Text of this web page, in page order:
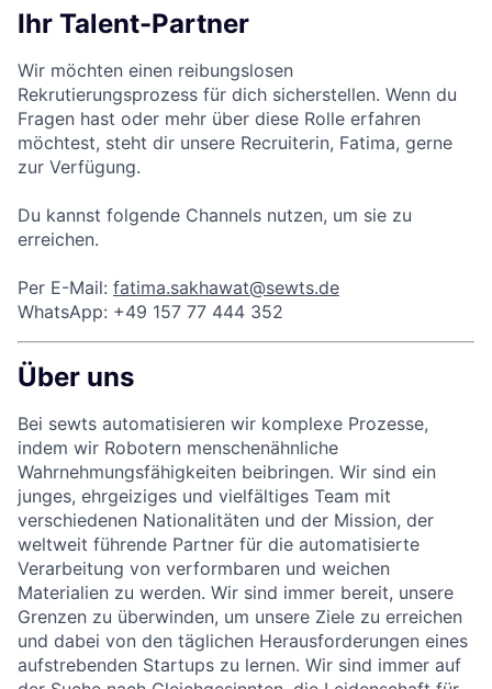
Ihr Talent-Partner
Wir möchten einen reibungslosen
Rekrutierungsprozess für dich sicherstellen. Wenn du
Fragen hast oder mehr über diese Rolle erfahren
möchtest, steht dir unsere Recruiterin, Fatima, gerne
zur Verfügung.
Du kannst folgende Channels nutzen, um sie zu
erreichen.
Per E-Mail: fatima.sakhawat@sewts.de
WhatsApp: +49 157 77 444 352
Über uns
Bei sewts automatisieren wir komplexe Prozesse,
indem wir Robotern menschenähnliche
Wahrnehmungsfähigkeiten beibringen. Wir sind ein
junges, ehrgeiziges und vielfältiges Team mit
verschiedenen Nationalitäten und der Mission, der
weltweit führende Partner für die automatisierte
Verarbeitung von verformbaren und weichen
Materialien zu werden. Wir sind immer bereit, unsere
Grenzen zu überwinden, um unsere Ziele zu erreichen
und dabei von den täglichen Herausforderungen eines
aufstrebenden Startups zu lernen. Wir sind immer auf